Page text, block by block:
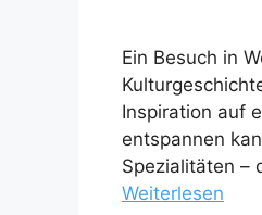
Ein Besuch in
Inspiration auf
entspannen
Spezialitäten –
Weiterlesen